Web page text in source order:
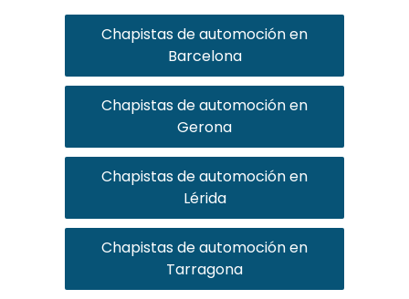
Chapistas de automoción en
Barcelona
Chapistas de automoción en
Gerona
Chapistas de automoción en
Lérida
Chapistas de automoción en
Tarragona